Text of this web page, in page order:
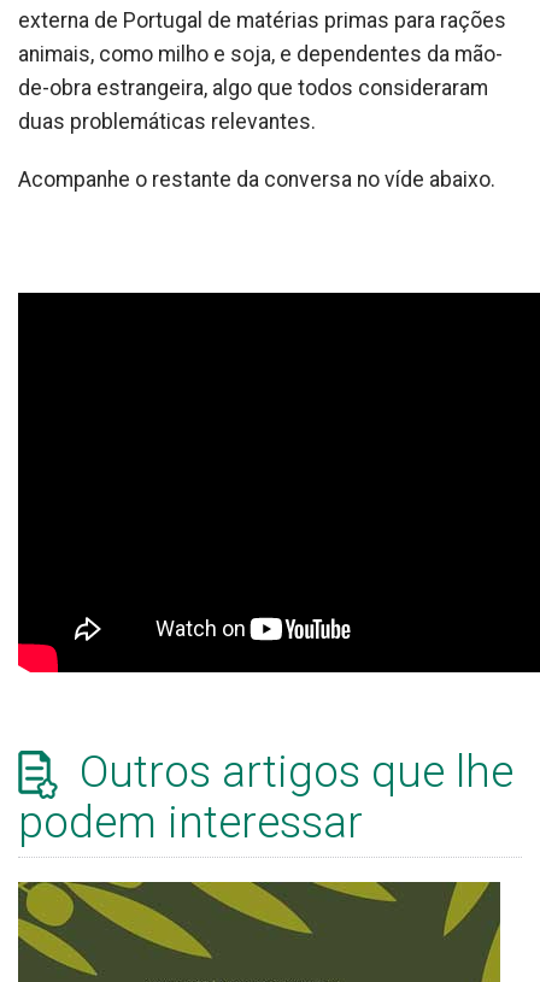
externa de Portugal de matérias primas para rações
animais, como milho e soja, e dependentes da mão-
de-obra estrangeira, algo que todos consideraram
duas problemáticas relevantes.
Acompanhe o restante da conversa no víde abaixo.
Outros artigos que lhe
podem interessar